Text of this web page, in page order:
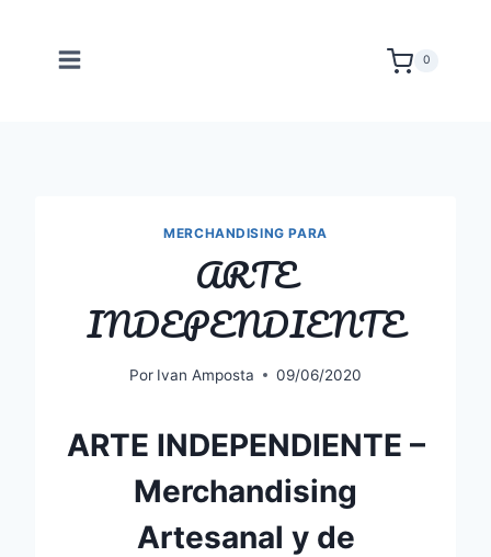
contenido
0
MERCHANDISING PARA
ARTE
INDEPENDIENTE
Por Ivan Amposta 09/06/2020
ARTE INDEPENDIENTE –
Merchandising
Artesanal y de